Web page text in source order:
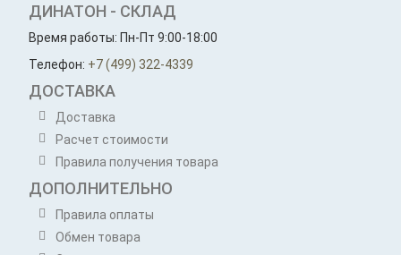
ДИНАТОН - СКЛАД
Время работы: Пн-Пт 9:00-18:00
Телефон: +7 (499) 322-4339
ДОСТАВКА
Доставка
Расчет стоимости
Правила получения товара
ДОПОЛНИТЕЛЬНО
Правила оплаты
Обмен товара